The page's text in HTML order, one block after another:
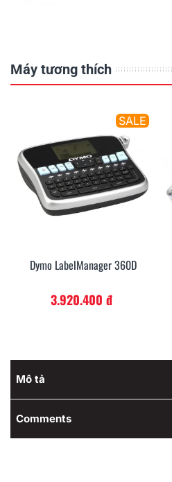
Máy tương thích
SALE
Dymo LabelManager 360D
3.920.400 đ
Mô tả
Comments